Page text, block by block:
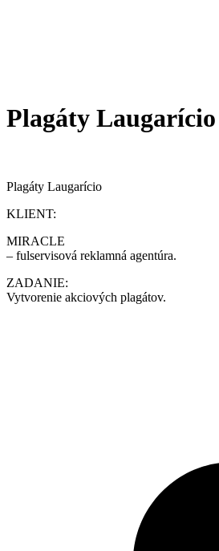
Plagáty Laugarício
Plagáty Laugarício
KLIENT:
MIRACLE
– fulservisová reklamná agentúra.
ZADANIE:
Vytvorenie akciových plagátov.